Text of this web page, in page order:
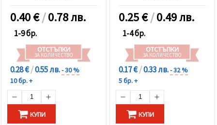
0.40€/0.78 лв.
1-9 бр.
ОТСТЪПКИ
ЗА КОЛИЧЕСТВО
0.28 €/0.55 лв.- 30 %
10 бр. +
КУПИ
0.25€/0.49 лв.
1-4 бр.
ОТСТЪПКИ
ЗА КОЛИЧЕСТВО
0.17 €/0.33 лв.- 32 %
5 бр. +
КУПИ